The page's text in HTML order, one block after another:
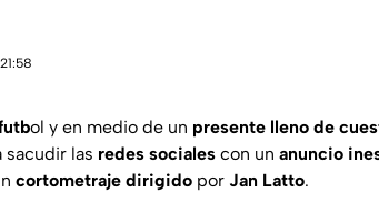
ol y en medio de un presente lleno de
sacudir las redes sociales con un anuncio
cortometraje dirigido por Jan Latto.